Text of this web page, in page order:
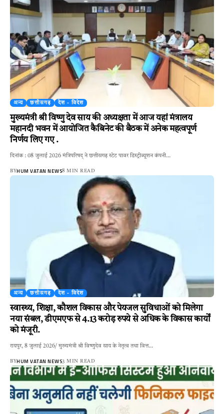
अन्य छत्तीसगढ़ देश - विदेश
मुख्यमंत्री श्री विष्णु देव साय की अध्यक्षता में आज यहां मंत्रालय
महानदी भवन में आयोजित कैबिनेट की बैठक में अनेक महत्वपूर्ण
निर्णय लिए गए .
दिनांक : 08 जुलाई 2026 मंत्रिपरिषद् ने छत्तीसगढ़ स्टेट पावर डिस्ट्रीब्यूशन कंपनी…
BYHUM VATAN NEWS8 MIN READ
अन्य छत्तीसगढ़ देश - विदेश
स्वास्थ्य, शिक्षा, कौशल विकास और पेयजल सुविधाओं को मिलेगा
नया संबल, डीएमएफ से 4.13 करोड़ रुपये से अधिक के विकास कार्यों
को मंजूरी.
रायपुर, 8 जुलाई 2026/ मुख्यमंत्री श्री विष्णुदेव साय के नेतृत्व तथा वित्त…
BYHUM VATAN NEWS3 MIN READ